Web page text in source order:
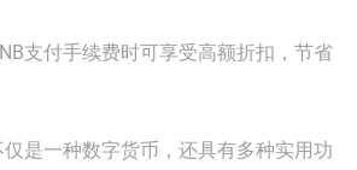
支付手续费时可享受高额折扣，节省
是一种数字货币，还具有多种实用功